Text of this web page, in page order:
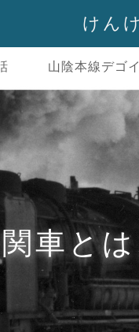
けん
山陰本線デゴ
車と